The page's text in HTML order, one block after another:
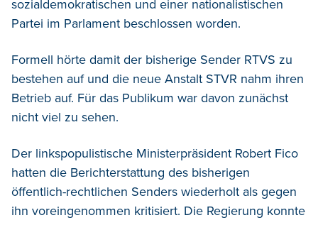
sozialdemokratischen und einer nationalistischen
Partei im Parlament beschlossen worden.
Formell hörte damit der bisherige Sender RTVS zu
bestehen auf und die neue Anstalt STVR nahm ihren
Betrieb auf. Für das Publikum war davon zunächst
nicht viel zu sehen.
Der linkspopulistische Ministerpräsident Robert Fico
hatten die Berichterstattung des bisherigen
öffentlich-rechtlichen Senders wiederholt als gegen
ihn voreingenommen kritisiert. Die Regierung konnte